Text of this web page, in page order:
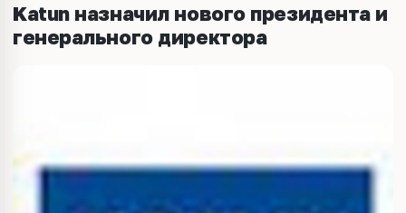
Katun назначил нового президента и
генерального директора